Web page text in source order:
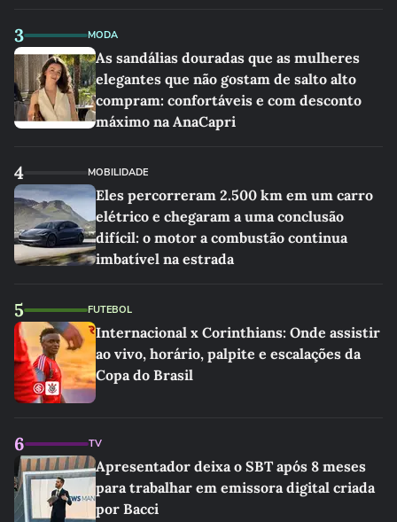
3 MODA
As sandálias douradas que as mulheres
elegantes que não gostam de salto alto
compram: confortáveis e com desconto
máximo na AnaCapri
4 MOBILIDADE
Eles percorreram 2.500 km em um carro
elétrico e chegaram a uma conclusão
difícil: o motor a combustão continua
imbatível na estrada
5 FUTEBOL
Internacional x Corinthians: Onde assistir
ao vivo, horário, palpite e escalações da
Copa do Brasil
6 TV
Apresentador deixa o SBT após 8 meses
para trabalhar em emissora digital criada
por Bacci